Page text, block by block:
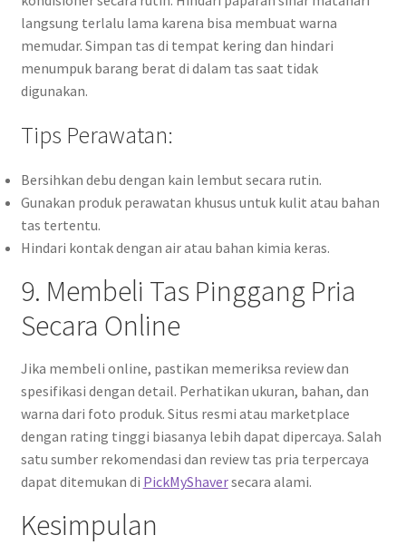
langsung terlalu lama karena bisa membuat warna
memudar. Simpan tas di tempat kering dan hindari
menumpuk barang berat di dalam tas saat tidak
digunakan.
Tips Perawatan:
Bersihkan debu dengan kain lembut secara rutin.
Gunakan produk perawatan khusus untuk kulit atau bahan
tas tertentu.
Hindari kontak dengan air atau bahan kimia keras.
9. Membeli Tas Pinggang Pria
Secara Online
Jika membeli online, pastikan memeriksa review dan
spesifikasi dengan detail. Perhatikan ukuran, bahan, dan
warna dari foto produk. Situs resmi atau marketplace
dengan rating tinggi biasanya lebih dapat dipercaya. Salah
satu sumber rekomendasi dan review tas pria terpercaya
dapat ditemukan di PickMyShaversecara alami.
Kesimpulan